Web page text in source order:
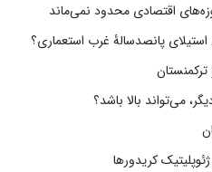
اقتصادی محدود نمی‌ماند
پانصدسالۀ غرب استعماری؟
می‌تواند بالا باشد؟
کریدورها